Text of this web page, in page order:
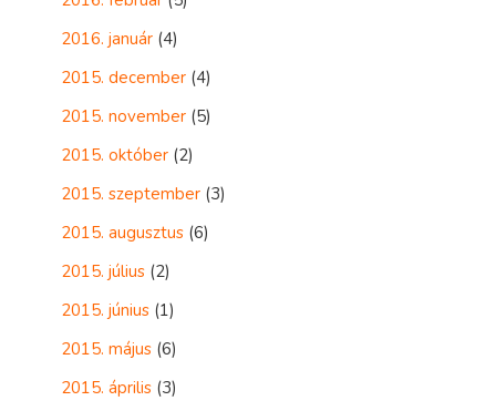
2016. január (4)
2015. december (4)
2015. november (5)
2015. október (2)
2015. szeptember (3)
2015. augusztus (6)
2015. július (2)
2015. június (1)
2015. május (6)
2015. április (3)